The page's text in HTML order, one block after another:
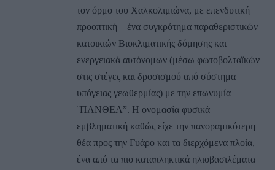
τον όρμο του Χαλκολιμιώνα, με επενδυτική
προοπτική – ένα συγκρότημα παραθεριστικών
κατοικιών Βιοκλιματικής δόμησης και
ενεργειακά αυτόνομων (μέσω φωτοβολταϊκών
στις στέγες και δροσισμού από σύστημα
υπόγειας γεωθερμίας) με την επωνυμία
¨ΠΑΝΘΕΑ”. Η ονομασία φυσικά
εμβληματική καθώς είχε την πανοραμικότερη
θέα προς την Γυάρο και τα διερχόμενα πλοία,
ένα από τα πιο καταπληκτικά ηλιοβασιλέματα